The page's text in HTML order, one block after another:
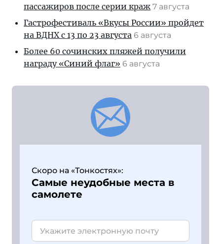
пассажиров после серии краж 7 августа
Гастрофестиваль «Вкусы России» пройдет
на ВДНХ с 13 по 23 августа 6 августа
Более 60 сочинских пляжей получили
награду «Синий флаг» 6 августа
Скоро на «Тонкостях»:
Самые неудобные места в
самолете